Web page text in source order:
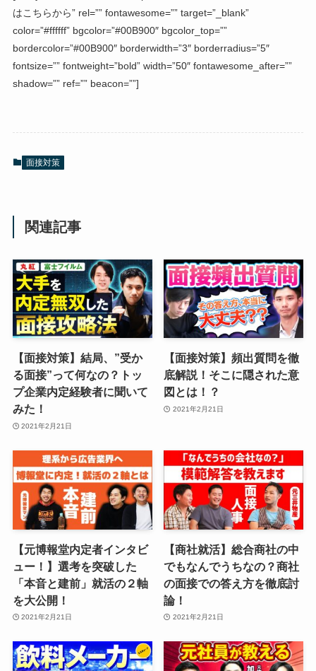
はこちらから” rel=”” fontawesome=”” target=”_blank”
color=”#ffffff” bgcolor=”#00B900″ bgcolor_top=””
bordercolor=”#00B900″ borderwidth=”3″ borderradius=”5″
fontsize=”” fontweight=”bold” width=”50″ fontawesome_after=””
shadow=”” ref=”” beacon=””]
面接対策
関連記事
【面接対策】結局、”受か
る面接”って何なの？トッ
プ企業内定経験者に聞いて
みた！
2021年2月21日
【面接対策】頻出質問を徹
底解説！そこに隠された意
図とは！？
2021年2月21日
【元博報堂内定者インタビ
ュー！】選考を突破した
「本音と建前」就活の２軸
を大公開！
2021年2月21日
【商社就活】総合商社の中
でもなんでうちなの？商社
の面接での答え方を徹底討
論！
2021年2月21日